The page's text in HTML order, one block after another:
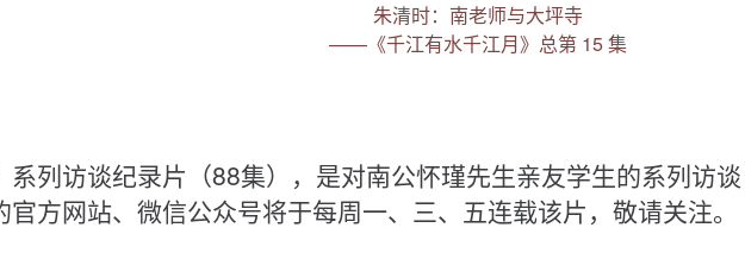
朱清时：南老师与大坪寺
——《千江有水千江月》总第 15 集
列访谈纪录片（88集），是对南公怀瑾先生亲友学生的系列访
方网站、微信公众号将于每周一、三、五连载该片，敬请关注。